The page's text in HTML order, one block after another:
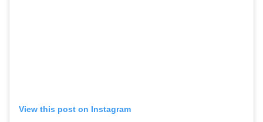
View this post on Instagram